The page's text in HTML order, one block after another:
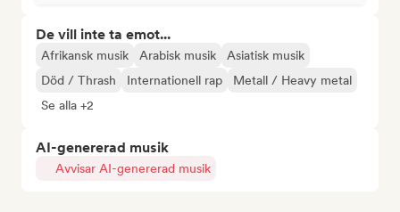
De vill inte ta emot...
Afrikansk musik Arabisk musik
Asiatisk musik
Död / Thrash
Internationell rap
Metall / Heavy metal
Se alla +2
AI-genererad musik
Avvisar AI-genererad musik